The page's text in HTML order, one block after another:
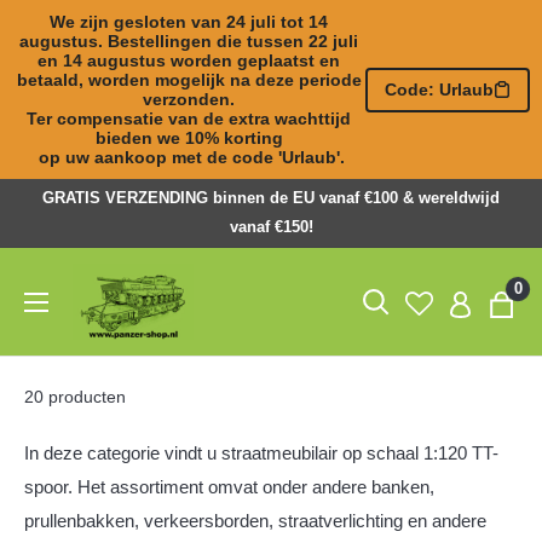
We zijn gesloten van 24 juli tot 14
augustus. Bestellingen die tussen 22 juli
en 14 augustus worden geplaatst en
betaald, worden mogelijk na deze periode
verzonden.
Ter compensatie van de extra wachttijd
bieden we 10% korting
op uw aankoop met de code 'Urlaub'.
Code: Urlaub
GRATIS VERZENDING binnen de EU vanaf €100 & wereldwijd
vanaf €150!
Panzer-
ShopNL
0
20 producten
In deze categorie vindt u straatmeubilair op schaal 1:120 TT-
spoor. Het assortiment omvat onder andere banken,
prullenbakken, verkeersborden, straatverlichting en andere